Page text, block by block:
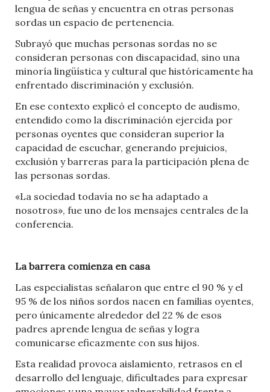
lengua de señas y encuentra en otras personas
sordas un espacio de pertenencia.
Subrayó que muchas personas sordas no se
consideran personas con discapacidad, sino una
minoría lingüística y cultural que históricamente ha
enfrentado discriminación y exclusión.
En ese contexto explicó el concepto de audismo,
entendido como la discriminación ejercida por
personas oyentes que consideran superior la
capacidad de escuchar, generando prejuicios,
exclusión y barreras para la participación plena de
las personas sordas.
«La sociedad todavía no se ha adaptado a
nosotros», fue uno de los mensajes centrales de la
conferencia.
La barrera comienza en casa
Las especialistas señalaron que entre el 90 % y el
95 % de los niños sordos nacen en familias oyentes,
pero únicamente alrededor del 22 % de esos
padres aprende lengua de señas y logra
comunicarse eficazmente con sus hijos.
Esta realidad provoca aislamiento, retrasos en el
desarrollo del lenguaje, dificultades para expresar